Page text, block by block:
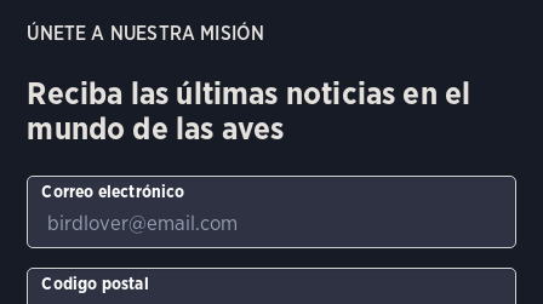
ÚNETE A NUESTRA MISIÓN
Reciba las últimas noticias en el
mundo de las aves
Correo electrónico
Codigo postal